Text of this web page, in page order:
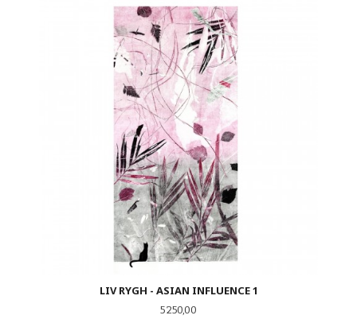
LIV RYGH - ASIAN INFLUENCE 1
Pris
5 250,00